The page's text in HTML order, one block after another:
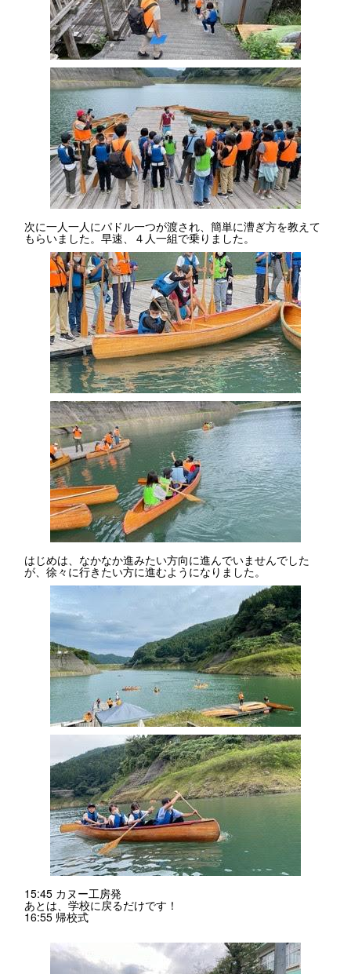
次に一人一人にパドル一つが渡され、簡単に漕ぎ方を教えて
もらいました。早速、４人一組で乗りました。
はじめは、なかなか進みたい方向に進んでいませんでした
が、徐々に行きたい方に進むようになりました。
15:45 カヌー工房発
あとは、学校に戻るだけです！
16:55 帰校式